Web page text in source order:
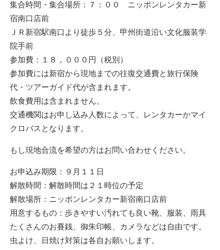
集合時間・集合場所：７：００ ニッポンレンタカー新
宿南口店前
ＪＲ新宿駅南口より徒歩５分、甲州街道沿い文化服装学
院手前
参加費：１８，０００円（税別）
参加費には新宿から現地までの往復交通費と旅行保険
代・ツアーガイド代が含まれます。
飲食費用は含まれません。
交通機関はお申し込み人数によって、レンタカーかマイ
クロバスとなります。
もし現地合流を希望の方はお問い合わせください。
お申込み期限：９月１１日
解散時間：解散時間は２１時位の予定
解散場所：ニッポンレンタカー新宿南口店前
用意するもの：歩きやすい汚れても良い靴、服装、雨具
たくさんのお賽銭、御朱印帳、カメラなどは自由です。
虫よけ、日焼け対策は各自お願いします。